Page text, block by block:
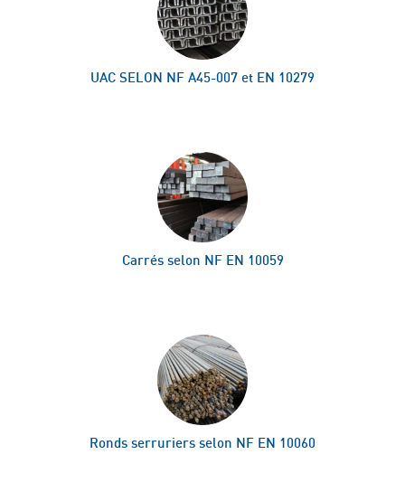
UAC SELON NF A45-007 et EN 10279
Carrés selon NF EN 10059
Ronds serruriers selon NF EN 10060